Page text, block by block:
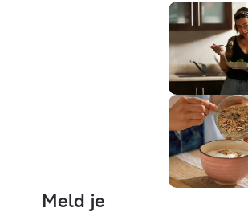
Meld je